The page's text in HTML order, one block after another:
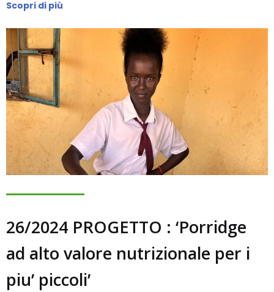
Scopri di più
26/2024 PROGETTO : ‘Porridge
ad alto valore nutrizionale per i
piu’ piccoli’